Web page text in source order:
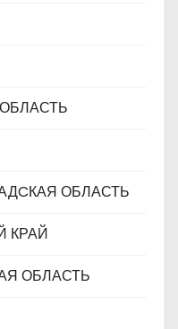
ОБЛАСТЬ
КРАЙ
ОБЛАСТЬ